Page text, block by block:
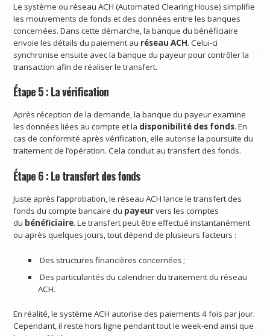
Le système ou réseau ACH (Automated Clearing House) simplifie
les mouvements de fonds et des données entre les banques
concernées. Dans cette démarche, la banque du bénéficiaire
envoie les détails du paiement au réseau ACH. Celui-ci
synchronise ensuite avec la banque du payeur pour contrôler la
transaction afin de réaliser le transfert.
Étape 5 : La vérification
Après réception de la demande, la banque du payeur examine
les données liées au compte et la disponibilité des fonds. En
cas de conformité après vérification, elle autorise la poursuite du
traitement de l’opération. Cela conduit au transfert des fonds.
Étape 6 : Le transfert des fonds
Juste après l’approbation, le réseau ACH lance le transfert des
fonds du compte bancaire du payeurvers les comptes
du bénéficiaire. Le transfert peut être effectué instantanément
ou après quelques jours, tout dépend de plusieurs facteurs :
Des structures financières concernées ;
Des particularités du calendrier du traitement du réseau
ACH.
En réalité, le système ACH autorise des paiements 4 fois par jour.
Cependant, il reste hors ligne pendant tout le week-end ainsi que